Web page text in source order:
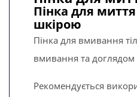
Пінка для
шкірою
Пінка для вмивання
вмивання та доглядом
Рекомендується